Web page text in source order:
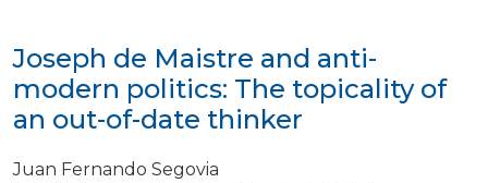
Joseph de Maistre and anti-
modern politics: The topicality of
an out-of-date thinker
Juan Fernando Segovia